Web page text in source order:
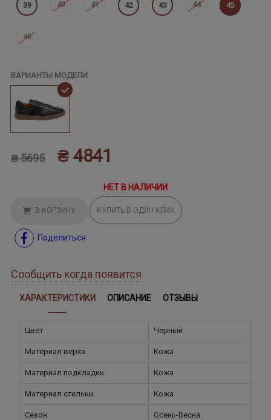
39 40 41 42 43 44 45
46
ВАРИАНТЫ МОДЕЛИ
₴ 5695 ₴ 4841
НЕТ В НАЛИЧИИ
В КОРЗИНУ КУПИТЬ В ОДИН КЛИК
Поделиться
Сообщить когда появится
ХАРАКТЕРИСТИКИ ОПИСАНИЕ ОТЗЫВЫ
Цвет Черный
Материал верха Кожа
Материал подкладки Кожа
Материал стельки Кожа
Сезон Осень-Весна